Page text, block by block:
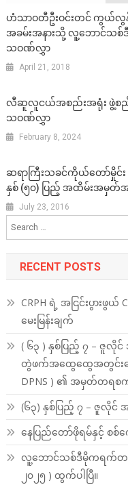
ဟံသာဝတီဦးဝင်းတင် ကွယ်လွန်
အခမ်းအနားသို့ လူ့ဘောင်သ
သဝဏ်လွှာ
April 21, 2018
လီဆူလူငယ်အစည်းအရုံး ဖွဲ့စည်
သဝဏ်လွှာ
February 8, 2024
ဆရာကြီးသခင်ကိုယ်တော်မှိုင်း
နှစ် (၅၀) ပြည့် အထိမ်းအမှ
July 23, 2016
RECENT POSTS
CRPH ရဲ့ အငြင်းပွားဖွယ်
မေးမြန်းချက်
( ၆၃ ) နှစ်ပြည့် ၇ – ဇူလို
တွဲဖက်အထွေထွေအတွင်းရ
DPNS ) ၏ အမှတ်တရစက
(၆၃) နှစ်ပြည့် ၇ – ဇူလို
နေပြည်တော်ဖိုရမ်နှင့် စစ်
လူ့ဘောင်သစ်ဒီမိုကရက်တစ်ပ
၂၀၂၅ ) ထွက်ပါပြီ။